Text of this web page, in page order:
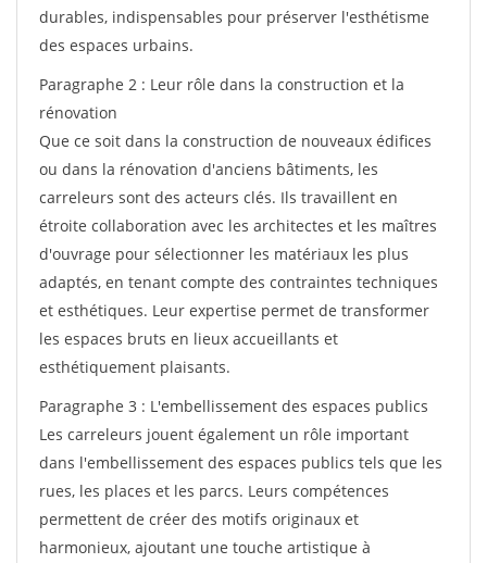
durables, indispensables pour préserver l'esthétisme
des espaces urbains.
Paragraphe 2 : Leur rôle dans la construction et la
rénovation
Que ce soit dans la construction de nouveaux édifices
ou dans la rénovation d'anciens bâtiments, les
carreleurs sont des acteurs clés. Ils travaillent en
étroite collaboration avec les architectes et les maîtres
d'ouvrage pour sélectionner les matériaux les plus
adaptés, en tenant compte des contraintes techniques
et esthétiques. Leur expertise permet de transformer
les espaces bruts en lieux accueillants et
esthétiquement plaisants.
Paragraphe 3 : L'embellissement des espaces publics
Les carreleurs jouent également un rôle important
dans l'embellissement des espaces publics tels que les
rues, les places et les parcs. Leurs compétences
permettent de créer des motifs originaux et
harmonieux, ajoutant une touche artistique à